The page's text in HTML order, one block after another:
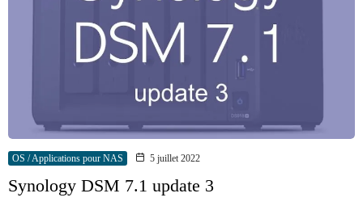
OS / Applications pour NAS 5 juillet 2022
Synology DSM 7.1 update 3